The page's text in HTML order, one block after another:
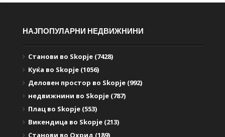
НАЈПОПУЛАРНИ НЕДВИЖНИНИ
Станови во Skopje (7428)
Куќа во Skopje (1056)
Деловен простор во Skopje (992)
недвижнини во Skopje (787)
Плац во Skopje (553)
Викендица во Skopje (213)
Станови во Охрид (189)